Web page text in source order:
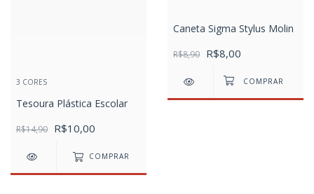
3 CORES
Tesoura Plástica Escolar
R$14,90 R$10,00
COMPRAR
Caneta Sigma Stylus Molin
R$8,90 R$8,00